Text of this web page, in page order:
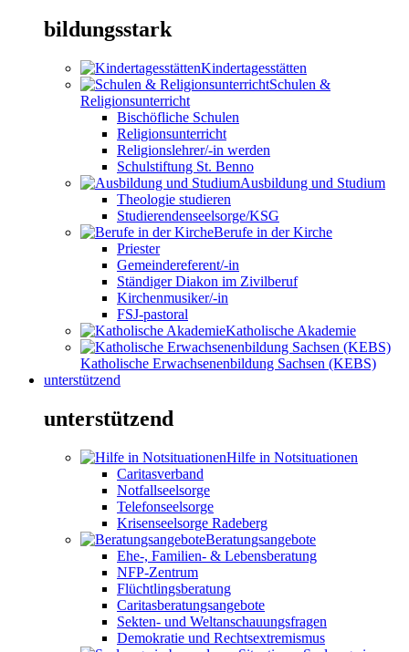
bildungsstark
Kindertagesstätten
Schulen &
Religionsunterricht
Bischöfliche Schulen
Religionsunterricht
Religionslehrer/-in werden
Schulstiftung St. Benno
Ausbildung und Studium
Theologie studieren
Studierendenseelsorge/KSG
Berufe in der Kirche
Priester
Gemeindereferent/-in
Ständiger Diakon im Zivilberuf
Kirchenmusiker/-in
FSJ-pastoral
Katholische Akademie
Katholische Erwachsenenbildung Sachsen (KEBS)
unterstützend
unterstützend
Hilfe in Notsituationen
Caritasverband
Notfallseelsorge
Telefonseelsorge
Krisenseelsorge Radeberg
Beratungsangebote
Ehe-, Familien- & Lebensberatung
NFP-Zentrum
Flüchtlingsberatung
Caritasberatungsangebote
Sekten- und Weltanschauungsfragen
Demokratie und Rechtsextremismus